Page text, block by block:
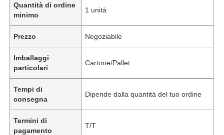
Quantità di ordine
minimo
1 unità
Prezzo Negoziabile
Imballaggi
particolari
Cartone/Pallet
Tempi di
consegna
Dipende dalla quantità del tuo ordine
Termini di
pagamento
T/T